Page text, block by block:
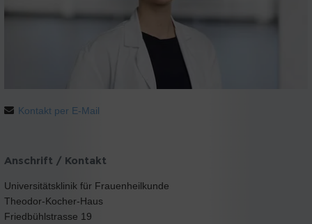
Kontakt per E-Mail
Anschrift / Kontakt
Universitätsklinik für Frauenheilkunde
Theodor-Kocher-Haus
Friedbühlstrasse 19